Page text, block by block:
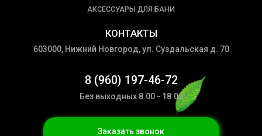
АКСЕССУАРЫ ДЛЯ БАНИ
КОНТАКТЫ
603000, Нижний Новгород, ул. Суздальская д. 70
8 (960) 197-46-72
Без выходных 8.00 - 18.00
Заказать звонок